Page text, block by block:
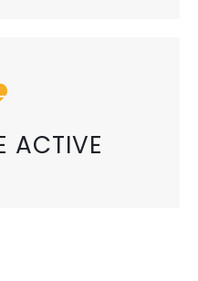
ACTIVE